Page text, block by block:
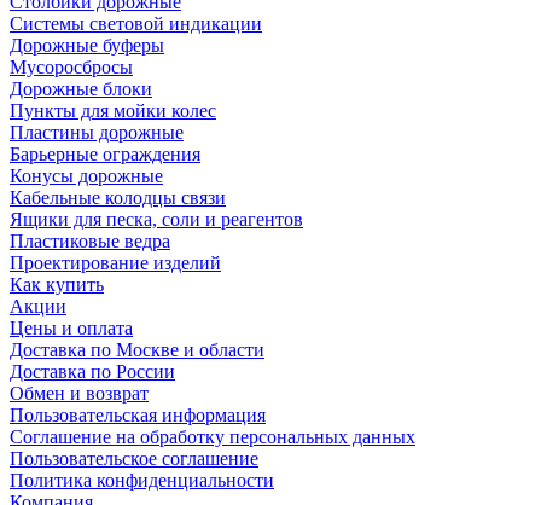
Системы световой индикации
Дорожные буферы
Мусоросбросы
Дорожные блоки
Пункты для мойки колес
Пластины дорожные
Барьерные ограждения
Конусы дорожные
Кабельные колодцы связи
Ящики для песка, соли и реагентов
Пластиковые ведра
Проектирование изделий
Как купить
Акции
Цены и оплата
Доставка по Москве и области
Доставка по России
Обмен и возврат
Пользовательская информация
Соглашение на обработку персональных данных
Пользовательское соглашение
Политика конфиденциальности